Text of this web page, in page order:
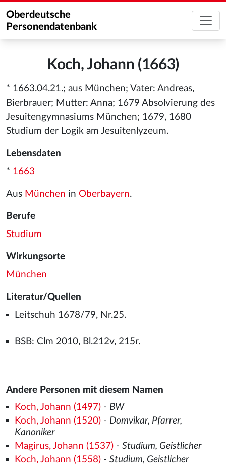
Oberdeutsche
Personendatenbank
Koch, Johann (1663)
* 1663.04.21.; aus München; Vater: Andreas,
Bierbrauer; Mutter: Anna; 1679 Absolvierung des
Jesuitengymnasiums München; 1679, 1680
Studium der Logik am Jesuitenlyzeum.
Lebensdaten
* 1663
Aus München in Oberbayern.
Berufe
Studium
Wirkungsorte
München
Literatur/Quellen
Leitschuh 1678/79, Nr.25.
BSB: Clm 2010, Bl.212v, 215r.
Andere Personen mit diesem Namen
Koch, Johann (1497)- BW
Koch, Johann (1520)- Domvikar, Pfarrer,
Kanoniker
Magirus, Johann (1537)- Studium, Geistlicher
Koch, Johann (1558)- Studium, Geistlicher